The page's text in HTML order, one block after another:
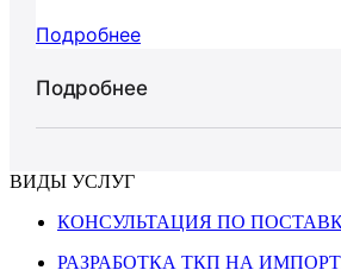
Подробнее
Подробнее
ВИДЫ УСЛУГ
КОНСУЛЬТАЦИЯ ПО
РАЗРАБОТКА ТКП НА